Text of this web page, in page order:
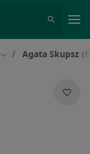
Zmień miasto
Agata Skupsz